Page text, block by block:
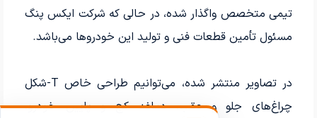
تیمی متخصص واگذار شده، در حالی که شرکت ایکس پنگ
مسئول تأمین قطعات فنی و تولید این خودروها می‌باشد.
در تصاویر منتشر شده، می‌توانیم طراحی خاص T-شکل
چراغ‌های جلو و عقب، دماغه کج و پایین خودرو،